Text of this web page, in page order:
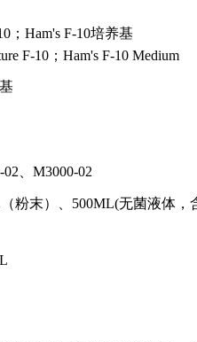
；Ham's F-10培养基
F-10；Ham's F-10 Medium
、M3000-02
粉末）、500ML(无菌液体，